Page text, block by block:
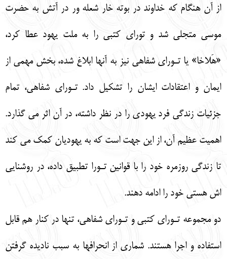
از آن هنگام كه خداوند در بوته خار شعله ور در آتش به حضرت
موسي متجلي شد و توراي كتبي را به ملت يهود عطا كرد،
«هَلاخا» يا تـوراي شفاهي نيز به آنها ابلاغ شده، بخش مهمي از
ايمان و اعتقادات ايشان را تشكيل داد. تـوراي شفاهي، تمام
جزئيات زندگي فرد يهودي را در نظر داشته، در آن اثر مي گذارد.
اهميت عظيم آن، از اين جهت است كه به يهوديان كمك مي كند
تا زندگي روزمره خود را با قوانين تـورا تطبيق داده، در روشنايي
اش هستي خود را ادامه دهند.
دو مجموعه تـوراي كتبي و تـوراي شفاهي، تنها در كنار هم قابل
استفاده و اجرا هستند. شماري از انحرافها به سبب ناديده گرفتن